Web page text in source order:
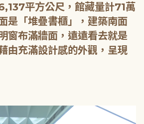
平方公尺，館藏量計71萬
是「堆疊書櫃」，建築南面
窗布滿牆面，遠遠看去就是
由充滿設計感的外觀，呈現